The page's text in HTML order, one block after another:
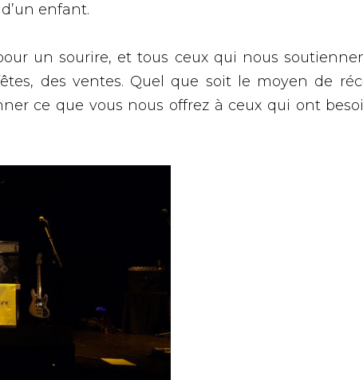
enfant.
un sourire, et tous ceux qui nous
des ventes. Quel que soit le moyen de
ce que vous nous offrez à ceux qui ont